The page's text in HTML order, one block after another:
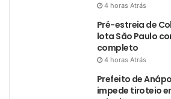
4 horas Atrás
Pré-estreia de
lota São Paulo
completo
4 horas Atrás
Prefeito de
impede tiroteio